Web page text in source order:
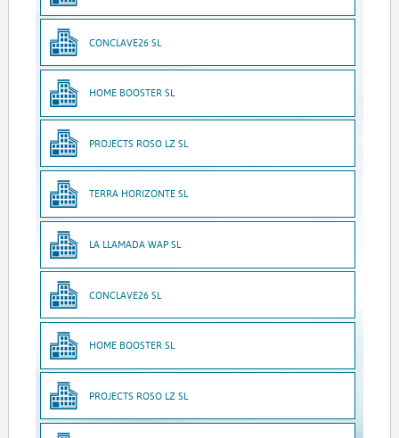
CONCLAVE26 SL
HOME BOOSTER SL
PROJECTS ROSO LZ SL
TERRA HORIZONTE SL
LA LLAMADA WAP SL
CONCLAVE26 SL
HOME BOOSTER SL
PROJECTS ROSO LZ SL